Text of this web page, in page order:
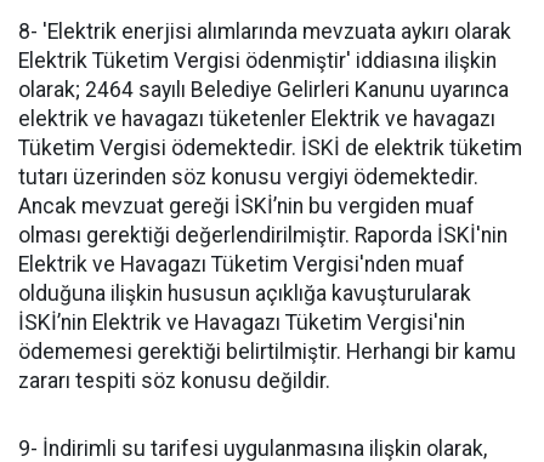
8- 'Elektrik enerjisi alımlarında mevzuata aykırı olarak
Elektrik Tüketim Vergisi ödenmiştir' iddiasına ilişkin
olarak; 2464 sayılı Belediye Gelirleri Kanunu uyarınca
elektrik ve havagazı tüketenler Elektrik ve havagazı
Tüketim Vergisi ödemektedir. İSKİ de elektrik tüketim
tutarı üzerinden söz konusu vergiyi ödemektedir.
Ancak mevzuat gereği İSKİ’nin bu vergiden muaf
olması gerektiği değerlendirilmiştir. Raporda İSKİ'nin
Elektrik ve Havagazı Tüketim Vergisi'nden muaf
olduğuna ilişkin hususun açıklığa kavuşturularak
İSKİ’nin Elektrik ve Havagazı Tüketim Vergisi'nin
ödememesi gerektiği belirtilmiştir. Herhangi bir kamu
zararı tespiti söz konusu değildir.
9- İndirimli su tarifesi uygulanmasına ilişkin olarak,